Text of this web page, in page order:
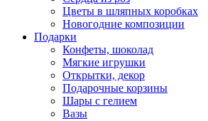
Цветы в шляпных коробках
Новогодние композиции
Подарки
Конфеты, шоколад
Мягкие игрушки
Открытки, декор
Подарочные корзины
Шары с гелием
Вазы